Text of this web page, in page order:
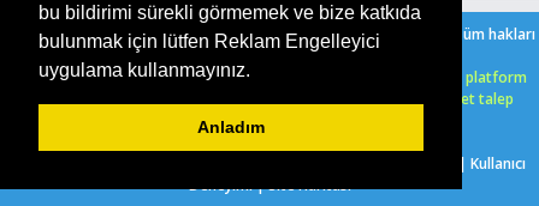
bu bildirimi sürekli görmemek ve bize katkıda
bulunmak için lütfen Reklam Engelleyici
uygulama kullanmayınız.
Anladım
Copyright ©2026 Şeker Oyun - Her Yaşa Uygun Ücretsiz Oyunlar
. Tüm hakları
Bir Serkan Çelik
sitesidir.
HTML5 oyunlarımızı ücretsiz bir şekilde, işletim sistemi, tarayıcı ve platform
farketmeksizin, uyumlu olarak oynayabilirsiniz. Herhangi bir ücret talep
edilmemektedir.
| Kullanıcı
Deneyimi|Site Haritası